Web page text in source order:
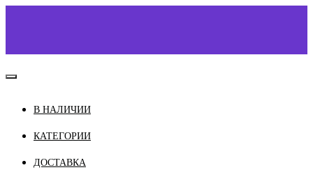
О НАС
ДОСТАВКА И ОПЛАТА
В НАЛИЧИИ
КАТЕГОРИИ
ДОСТАВКА